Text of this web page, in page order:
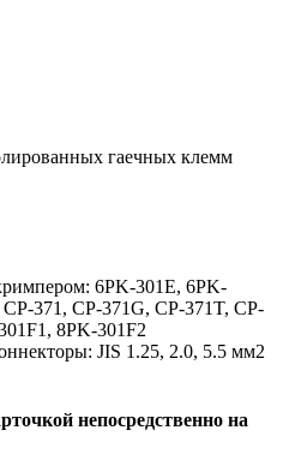
гаечных клемм
6PK-301E, 6PK-
371, CP-371G, CP-371T, CP-
8PK-301F2
JIS 1.25, 2.0, 5.5 мм2
непосредственно на